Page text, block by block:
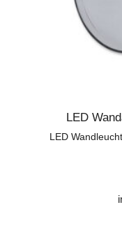
LED
LED